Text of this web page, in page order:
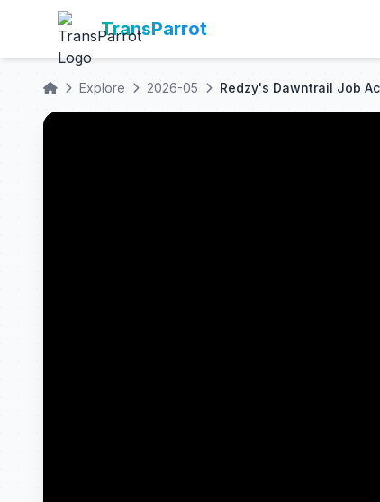
TransParrot
Explore 2026-05